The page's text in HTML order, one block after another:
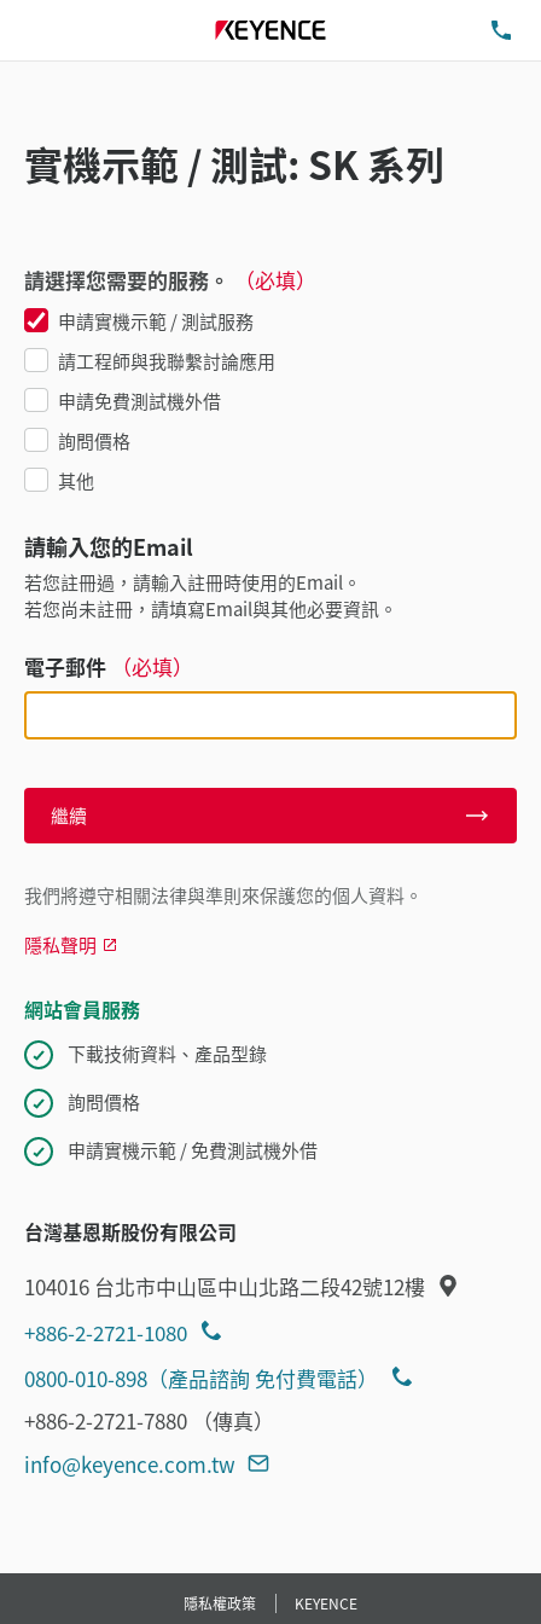
實機示範 / 測試: SK 系列
請選擇您需要的服務。 （必填）
申請實機示範 / 測試服務
請工程師與我聯繫討論應用
申請免費測試機外借
詢問價格
其他
請輸入您的Email
若您註冊過，請輸入註冊時使用的Email。
若您尚未註冊，請填寫Email與其他必要資訊。
電子郵件 （必填）
繼續
我們將遵守相關法律與準則來保護您的個人資料。
隱私聲明
網站會員服務
下載技術資料、產品型錄
詢問價格
申請實機示範 / 免費測試機外借
台灣基恩斯股份有限公司
104016 台北市中山區中山北路二段42號12樓
+886-2-2721-1080
0800-010-898（產品諮詢 免付費電話）
+886-2-2721-7880 （傳真）
info@keyence.com.tw
隱私權政策 KEYENCE